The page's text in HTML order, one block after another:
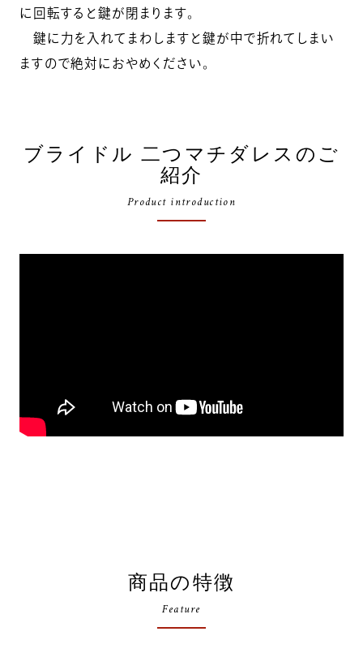
に回転すると鍵が閉まります。
鍵に力を入れてまわしますと鍵が中で折れてしまい
ますので絶対におやめください。
ブライドル 二つマチダレスのご
紹介
Product introduction
商品の特徴
Feature